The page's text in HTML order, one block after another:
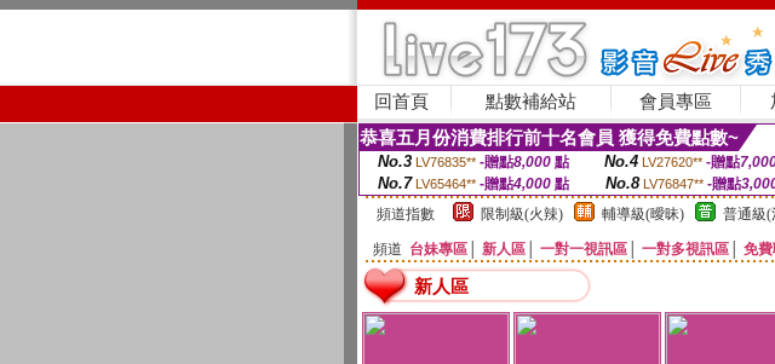
回首頁 點數補給站 會員專區
恭喜五月份消費排行前十名會員 獲得免費點數~
No.3 LV76835** -贈點8,000點 No.4 LV27620** -贈點
No.7 LV65464** -贈點4,000 點 No.8 LV76847** -贈點
頻道指數
限制級(火辣) 輔導級(曖昧) 普通級(
頻道 台妹專區 新人區 一對一視訊區 一對多視訊區 免
新人區